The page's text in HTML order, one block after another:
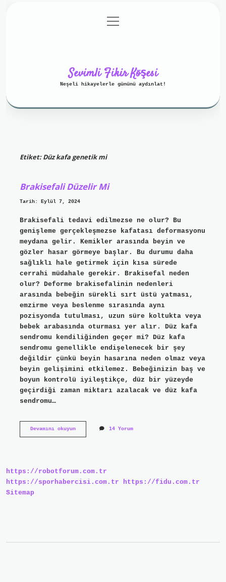
Gizlilik Politikası
menüyü
aç
Sevimli Fikir Köşesi
Neşeli hikayelerle gününü aydınlat!
Etiket:Düz kafa genetik mi
Brakisefali Düzelir Mi
Tarih: Eylül 7, 2024
Brakisefali tedavi edilmezse ne olur? Bu
genişleme gerçekleşmezse kafatası deformasyonu
meydana gelir. Kemikler arasında beyin ve
gözler hasar görmeye başlar. Bu durumu daha
sağlıklı hale getirmek için kısa sürede
cerrahi müdahale gerekir. Brakisefal neden
olur? Deforme brakisefalinin nedenleri
arasında bebeğin sürekli sırt üstü yatması,
emzirme veya beslenme sırasında aynı
pozisyonda tutulması, uzun süre koltukta veya
bebek arabasında oturması yer alır. Düz kafa
sendromu kendiliğinden geçer mi? Düz kafa
sendromu genellikle endişelenecek bir şey
değildir çünkü beyin hasarına neden olmaz veya
beyin gelişimini etkilemez. Bebeğinizin baş ve
boyun kontrolü iyileştikçe, düz bir yüzeyde
geçirdiği zaman miktarı azalacak ve düz kafa
sendromu…
Devamını okuyunBrakisefali
14 Yorum
https://robotforum.com.tr
https://sporhabercisi.com.tr
https://fidu.com.tr
Sitemap